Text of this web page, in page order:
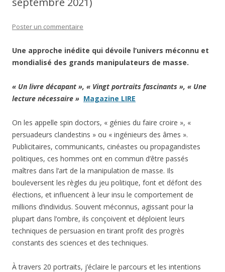
Poster un commentaire
Une approche inédite qui dévoile l’univers méconnu et
mondialisé des grands manipulateurs de masse.
« Un livre décapant », « Vingt portraits fascinants », « Une
lecture nécessaire » Magazine LIRE
On les appelle spin doctors, « génies du faire croire », «
persuadeurs clandestins » ou « ingénieurs des âmes ».
Publicitaires, communicants, cinéastes ou propagandistes
politiques, ces hommes ont en commun d’être passés
maîtres dans l’art de la manipulation de masse. Ils
bouleversent les règles du jeu politique, font et défont des
élections, et influencent à leur insu le comportement de
millions d’individus. Souvent méconnus, agissant pour la
plupart dans l’ombre, ils conçoivent et déploient leurs
techniques de persuasion en tirant profit des progrès
constants des sciences et des techniques.
À travers 20 portraits, j’éclaire le parcours et les intentions